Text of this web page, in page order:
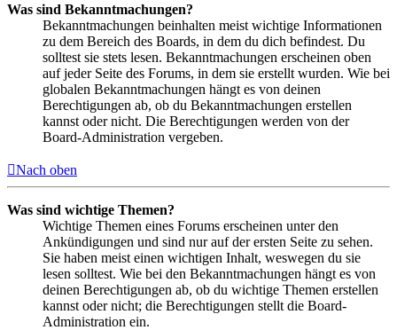
Was sind Bekanntmachungen?
Bekanntmachungen beinhalten meist wichtige Informationen
zu dem Bereich des Boards, in dem du dich befindest. Du
solltest sie stets lesen. Bekanntmachungen erscheinen oben
auf jeder Seite des Forums, in dem sie erstellt wurden. Wie bei
globalen Bekanntmachungen hängt es von deinen
Berechtigungen ab, ob du Bekanntmachungen erstellen
kannst oder nicht. Die Berechtigungen werden von der
Board-Administration vergeben.
Nach oben
Was sind wichtige Themen?
Wichtige Themen eines Forums erscheinen unter den
Ankündigungen und sind nur auf der ersten Seite zu sehen.
Sie haben meist einen wichtigen Inhalt, weswegen du sie
lesen solltest. Wie bei den Bekanntmachungen hängt es von
deinen Berechtigungen ab, ob du wichtige Themen erstellen
kannst oder nicht; die Berechtigungen stellt die Board-
Administration ein.